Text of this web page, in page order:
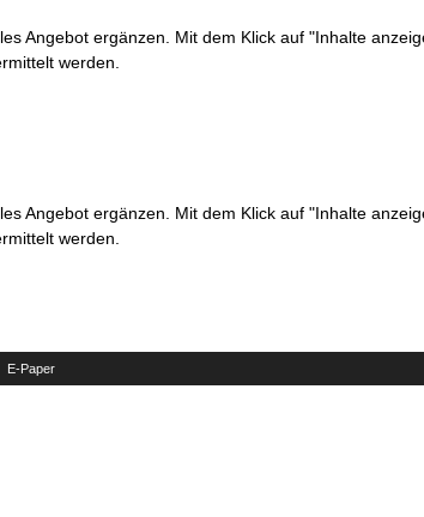
Angebot ergänzen. Mit dem Klick auf "Inhalte
werden.
Angebot ergänzen. Mit dem Klick auf "Inhalte
werden.
E-Paper